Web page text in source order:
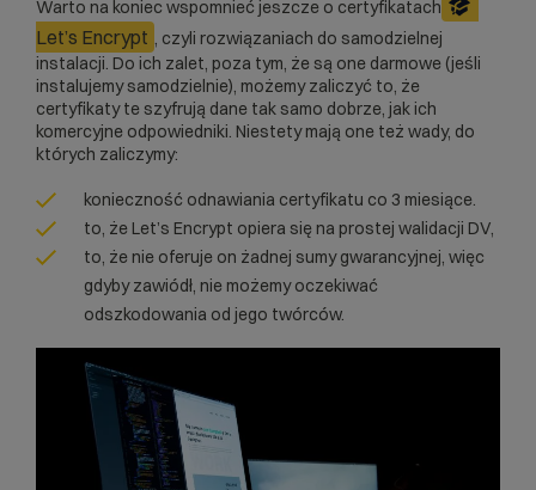
Warto na koniec wspomnieć jeszcze o certyfikatach
Let’s Encrypt , czyli rozwiązaniach do samodzielnej
instalacji. Do ich zalet, poza tym, że są one darmowe (jeśli
instalujemy samodzielnie), możemy zaliczyć to, że
certyfikaty te szyfrują dane tak samo dobrze, jak ich
komercyjne odpowiedniki. Niestety mają one też wady, do
których zaliczymy:
konieczność odnawiania certyfikatu co 3 miesiące.
to, że Let’s Encrypt opiera się na prostej walidacji DV,
to, że nie oferuje on żadnej sumy gwarancyjnej, więc
gdyby zawiódł, nie możemy oczekiwać
odszkodowania od jego twórców.